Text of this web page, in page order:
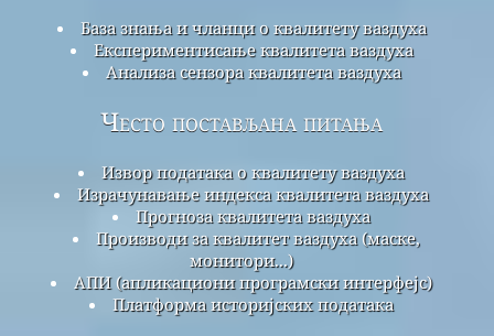
База знања и чланци о квалитету ваздуха
Експериментисање квалитета ваздуха
Анализа сензора квалитета ваздуха
Често постављана питања
Извор података о квалитету ваздуха
Израчунавање индекса квалитета ваздуха
Прогноза квалитета ваздуха
Производи за квалитет ваздуха (маске,
монитори...)
АПИ (апликациони програмски интерфејс)
Платформа историјских података